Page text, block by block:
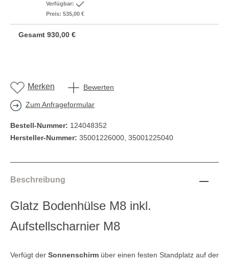
Verfügbar:
Preis: 535,00 €
Gesamt 930,00 €
Merken Bewerten
Zum Anfrageformular
Bestell-Nummer: 124048352
Hersteller-Nummer: 35001226000, 35001225040
Beschreibung
Glatz Bodenhülse M8 inkl.
Aufstellscharnier M8
Verfügt der Sonnenschirm über einen festen Standplatz auf der